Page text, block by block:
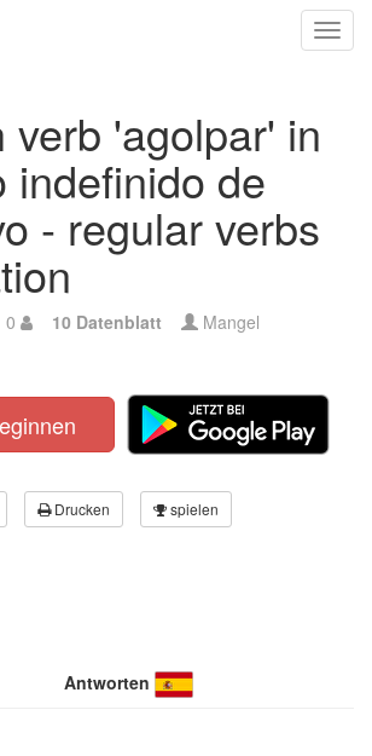
verb 'agolpar' in
indefinido de
- regular verbs
0 10 Datenblatt Mangel
Drucken spielen
Antworten